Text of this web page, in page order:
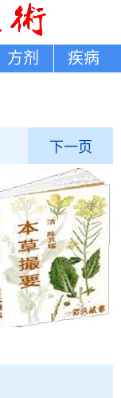
方剂 疾病
下一页